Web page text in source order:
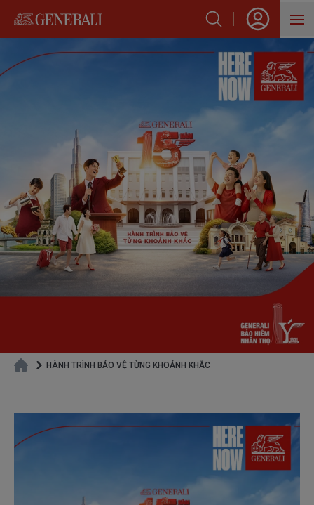
SẢN PHẨM
HÀNH TRÌNH BẢO VỆ TỪNG KHOẢNH KHẮC